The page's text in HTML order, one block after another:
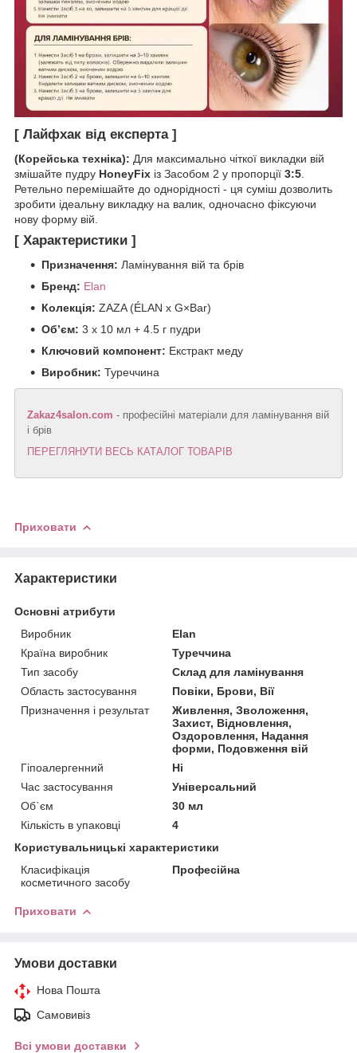
[ Лайфхак від експерта ]
(Корейська техніка): Для максимально чіткої викладки вій
змішайте пудру HoneyFix із Засобом 2 у пропорції 3:5
Ретельно перемішайте до однорідності - ця суміш дозволить
зробити ідеальну викладку на валик, одночасно фіксуючи
нову форму вій.
[ Характеристики ]
Призначення: Ламінування вій та брів
Бренд: Elan
Колекція: ZAZA (ÉLAN x G×Bar)
Обʼєм: 3 х 10 мл + 4.5 г пудри
Ключовий компонент: Екстракт меду
Виробник: Туреччина
Zakaz4salon.com - професійні матеріали для ламінування вій
і брів
ПЕРЕГЛЯНУТИ ВЕСЬ КАТАЛОГ ТОВАРІВ
Приховати
Характеристики
Основні атрибути
Виробник
Elan
Країна виробник
Туреччина
Тип засобу
Склад для ламінування
Область застосування
Повіки, Брови, Вії
Призначення і результат
Живлення, Зволоження,
Захист, Відновлення,
Оздоровлення, Надання
форми, Подовження вій
Гіпоалергенний
Ні
Час застосування
Універсальний
Об`єм
30 мл
Кількість в упаковці
4
Користувальницькі характеристики
Класифікація
косметичного засобу
Професійна
Приховати
Умови доставки
Нова Пошта
Самовивіз
Всі умови доставки